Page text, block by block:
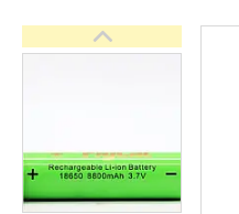
Договір публічної оферти